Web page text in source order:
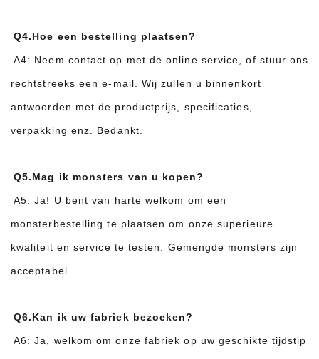
Q4.Hoe een bestelling plaatsen?
A4: Neem contact op met de online service, of stuur ons
rechtstreeks een e-mail. Wij zullen u binnenkort
antwoorden met de productprijs, specificaties,
verpakking enz. Bedankt.
Q5.Mag ik monsters van u kopen?
A5: Ja! U bent van harte welkom om een ​​
monsterbestelling te plaatsen om onze superieure
kwaliteit en service te testen. Gemengde monsters zijn
acceptabel.
Q6.Kan ik uw fabriek bezoeken?
A6: Ja, welkom om onze fabriek op uw geschikte tijdstip